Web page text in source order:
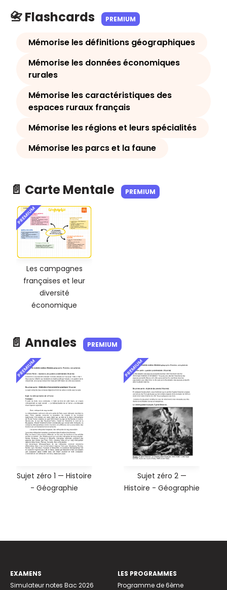
📇 Flashcards PREMIUM
Mémorise les définitions géographiques
Mémorise les données économiques
rurales
Mémorise les caractéristiques des
espaces ruraux français
Mémorise les régions et leurs spécialités
Mémorise les parcs et la faune
📄 Carte Mentale PREMIUM
PREMIUM
Les campagnes
françaises et leur
diversité
économique
📄 Annales PREMIUM
PREMIUM
Sujet zéro 1 — Histoire
- Géographie
PREMIUM
Sujet zéro 2 —
Histoire - Géographie
EXAMENS
Simulateur notes Bac 2026
LES PROGRAMMES
Programme de 6ème